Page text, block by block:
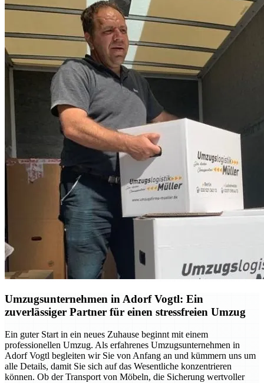
Umzugsunternehmen in Adorf Vogtl: Ein
zuverlässiger Partner für einen stressfreien Umzug
Ein guter Start in ein neues Zuhause beginnt mit einem
professionellen Umzug. Als erfahrenes Umzugsunternehmen in
Adorf Vogtl begleiten wir Sie von Anfang an und kümmern uns um
alle Details, damit Sie sich auf das Wesentliche konzentrieren
können. Ob der Transport von Möbeln, die Sicherung wertvoller